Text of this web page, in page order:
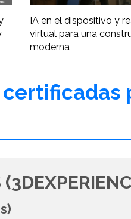
IA en el dispositivo y
virtual para una
moderna